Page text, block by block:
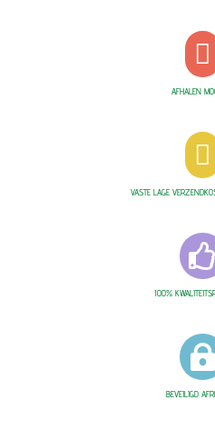

AFHALEN

VASTE LAGE

100%

BEVEILIGD